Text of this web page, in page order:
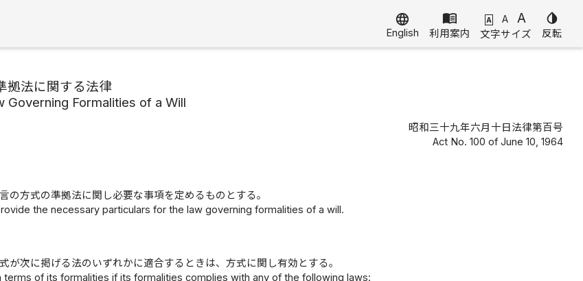
language
English
menu_book
利用案内
A A A
文字サイズ
invert_colors
反転
拠法に関する法律
Governing Formalities of a Will
昭和三十九年六月十日法律第百号
Act No. 100 of June 10, 1964
の方式の準拠法に関し必要な事項を定めるものとする。
the necessary particulars for the law governing formalities of a will.
が次に掲げる法のいずれかに適合するときは、方式に関し有効とする。
terms of its formalities if its formalities complies with any of the following laws: